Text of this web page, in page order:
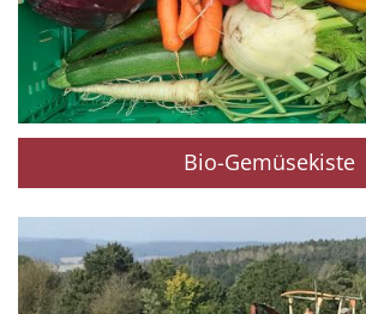
Bio-Gemüsekiste